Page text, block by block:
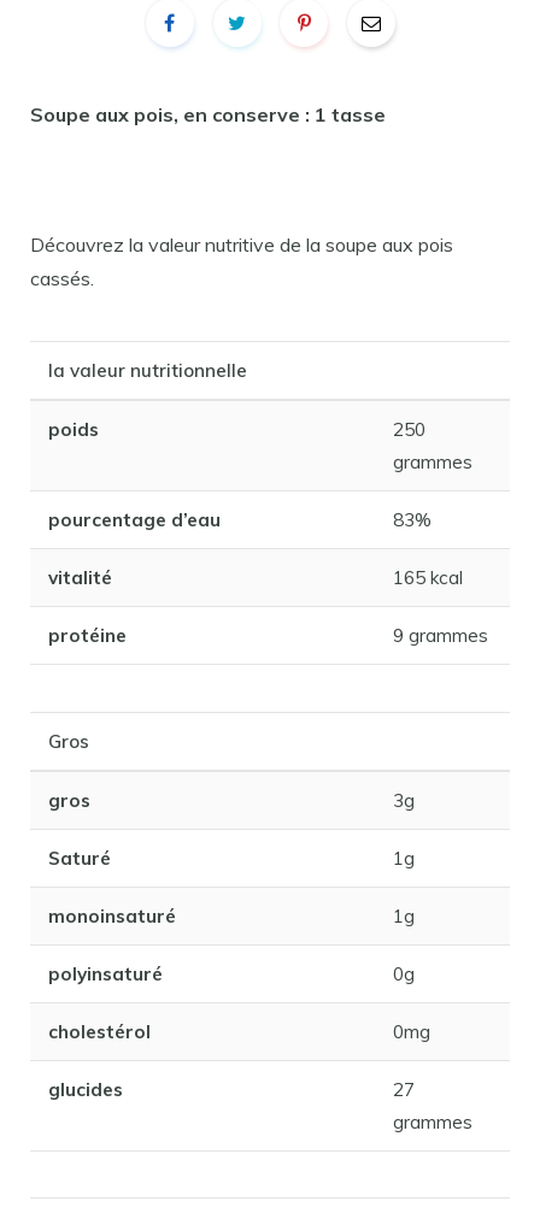
Soupe aux pois, en conserve : 1 tasse
Découvrez la valeur nutritive de la soupe aux pois
cassés.
la valeur nutritionnelle
poids
250
grammes
pourcentage d’eau 83%
vitalité 165 kcal
protéine 9 grammes
Gros
gros 3g
Saturé 1g
monoinsaturé 1g
polyinsaturé 0g
cholestérol 0mg
glucides
27
grammes